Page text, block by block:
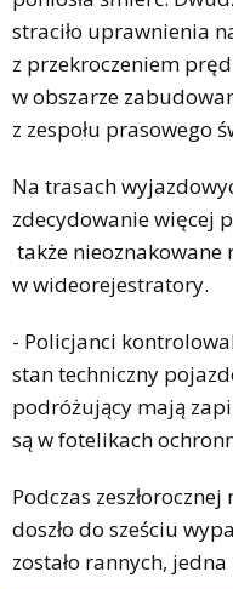
straciło uprawnienia
z przekroczeniem
w obszarze
z zespołu prasowego
Na trasach
zdecydowanie więcej
także
w wideorejestratory.
- Policjanci
stan techniczny
podróżujący mają
są w fotelikach
Podczas
doszło do sześciu
zostało rannych, jedna